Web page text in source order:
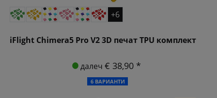
+6
iFlight Chimera5 Pro V2 3D печат TPU комплект
далеч€ 38,90 *
6 ВАРИАНТИ